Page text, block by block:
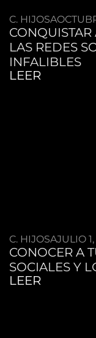
C. HIJOSA
LAS REDES
INFALIBLES
LEER
C. HIJOSAJULIO
CONOCER A
SOCIALES Y
LEER